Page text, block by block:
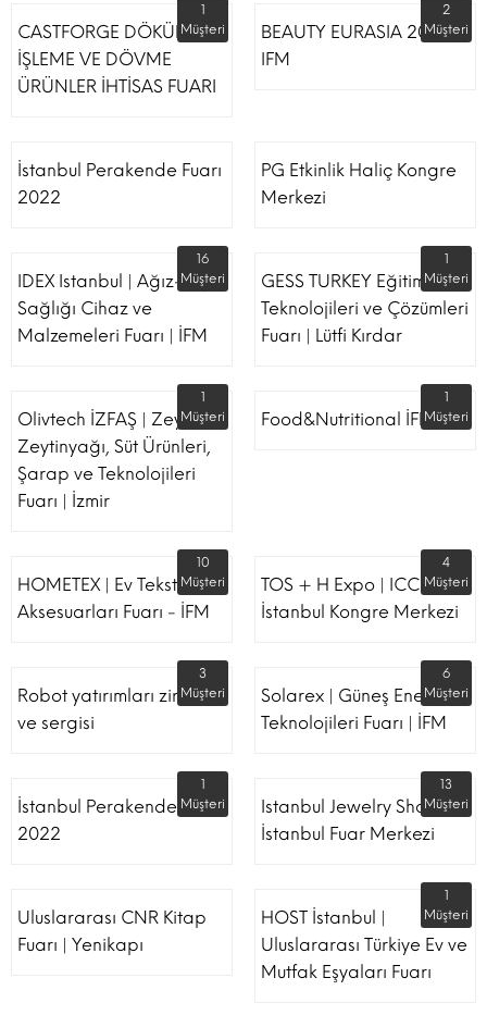
CASTFORGE DÖKÜM,
İŞLEME VE DÖVME
ÜRÜNLER İHTİSAS FUARI
1
Müşteri
BEAUTY EURASIA 2022
IFM
2
Müşteri
İstanbul Perakende Fuarı
2022
PG Etkinlik Haliç Kongre
Merkezi
IDEX Istanbul | Ağız-Diş
Sağlığı Cihaz ve
Malzemeleri Fuarı | İFM
16
Müşteri
GESS TURKEY Eğitim
Teknolojileri ve Çözümleri
Fuarı | Lütfi Kırdar
1
Müşteri
Olivtech İZFAŞ | Zeytin,
Zeytinyağı, Süt Ürünleri,
Şarap ve Teknolojileri
Fuarı | İzmir
1
Müşteri
Food&Nutritional İFM
1
Müşteri
HOMETEX | Ev Tekstili Ve
Aksesuarları Fuarı - İFM
10
Müşteri
TOS + H Expo | ICC -
İstanbul Kongre Merkezi
4
Müşteri
Robot yatırımları zirvesi
ve sergisi
3
Müşteri
Solarex | Güneş Enerjisi &
Teknolojileri Fuarı | İFM
6
Müşteri
İstanbul Perakende Fuarı
2022
1
Müşteri
Istanbul Jewelry Show |
İstanbul Fuar Merkezi
13
Müşteri
Uluslararası CNR Kitap
Fuarı | Yenikapı
HOST İstanbul |
Uluslararası Türkiye Ev ve
Mutfak Eşyaları Fuarı
1
Müşteri